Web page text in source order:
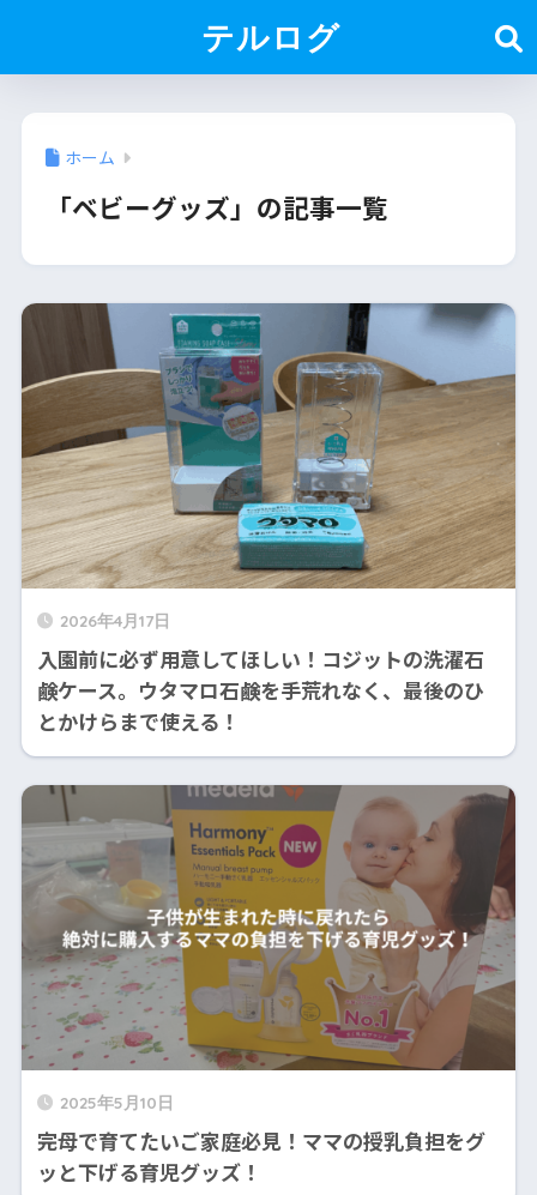
テルログ
ホーム
「ベビーグッズ」の記事一覧
2026年4月17日
入園前に必ず用意してほしい！コジットの洗濯石
鹸ケース。ウタマロ石鹸を手荒れなく、最後のひ
とかけらまで使える！
2025年5月10日
完母で育てたいご家庭必見！ママの授乳負担をグ
ッと下げる育児グッズ！